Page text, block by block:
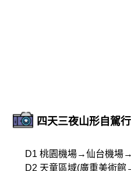
四天三夜山形自駕
D1 桃園機場→仙台機場
D2 天童區域(廣重美術